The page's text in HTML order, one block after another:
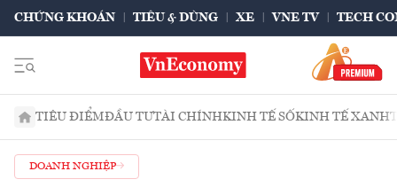
CHỨNG KHOÁN TIÊU & DÙNG XE VNE TV TECH
TIÊU ĐIỂMĐẦU TƯTÀI CHÍNHKINH TẾ SỐKINH TẾ XANH
DOANH NGHIỆP